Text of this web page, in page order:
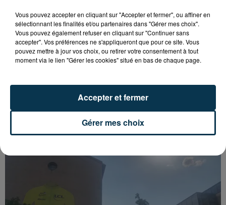
SAINT-ETIENNE : UN ENFANT DÉCÈDE APRÈS
UNE CHUTE DU 8E ÉTAGE
Vous pouvez accepter en cliquant sur "Accepter et fermer", ou affiner en
sélectionnant les finalités et/ou partenaires dans "Gérer mes choix".
Vous pouvez également refuser en cliquant sur "Continuer sans
accepter". Vos préférences ne s'appliqueront que pour ce site. Vous
pouvez mettre à jour vos choix, ou retirer votre consentement à tout
moment via le lien "Gérer les cookies" situé en bas de chaque page.
Gérer mes choix
Accepter et fermer